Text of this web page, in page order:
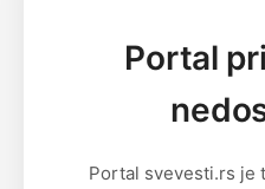
Portal
Portal svevesti.rs je